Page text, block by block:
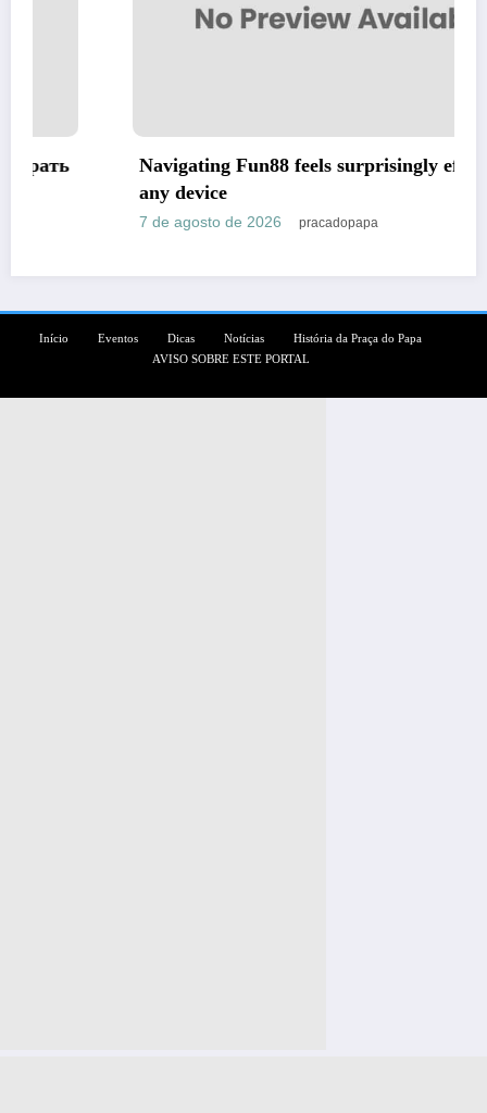
Navigating Fun88 feels surprisingly effortless on
7 de agosto de 2026 pracadopapa
Início Eventos Dicas Notícias
História da Praça do Papa
AVISO SOBRE ESTE PORTAL